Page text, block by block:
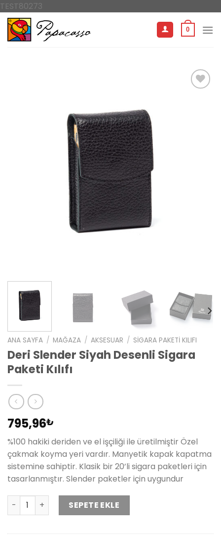
TEST80273
atla
0
ANA SAYFA / MAĞAZA / AKSESUAR / SIGARA PAKETI KILIFI
Deri Slender Siyah Desenli Sigara
Paketi Kılıfı
795,96₺
%100 hakiki deriden ve el işçiliği ile üretilmiştir Özel
çakmak koyma yeri vardır. Manyetik kapak kapatma
sistemine sahiptir. Klasik bir 20’li sigara paketleri için
tasarlanmıştır. Slender paketler için uygundur
Deri Slender Siyah Desenli Sigara Paketi Kılıfı adet
SEPETE EKLE